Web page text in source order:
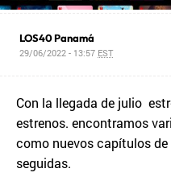
LOS40 Panamá
29/06/2022 - 13:57 EST
Con la llegada de julio
estrenos. encontramos
como nuevos capítulos
seguidas.